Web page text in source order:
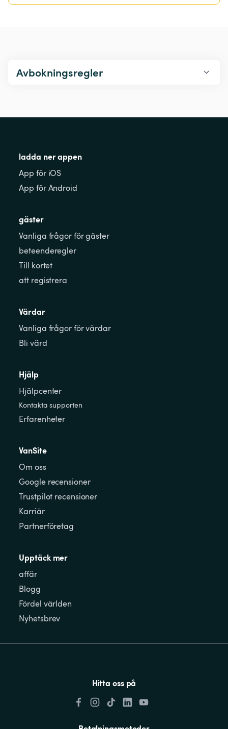
Avbokningsregler
ladda ner appen
App för iOS
App för Android
gäster
Vanliga frågor för gäster
beteenderegler
Till kortet
att registrera
Värdar
Vanliga frågor för värdar
Bli värd
Hjälp
Hjälpcenter
Kontakta supporten
Erfarenheter
VanSite
Om oss
Google recensioner
Trustpilot recensioner
Karriär
Partnerföretag
Upptäck mer
affär
Blogg
Fördel världen
Nyhetsbrev
Hitta oss på